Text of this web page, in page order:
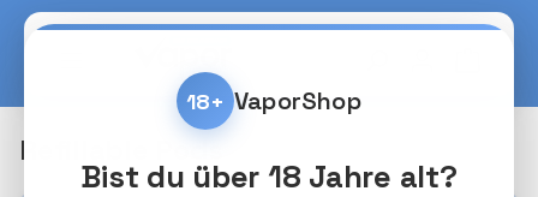
Zum Hauptinhalt springen
Refillable Pods
18+ VaporShop
Bist du über 18 Jahre alt?